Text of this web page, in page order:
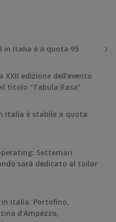
in Italia è a quota 95
XXII edizione dell’evento
titolo “Tabula Rasa”
Italia è stabile a quota
Settemari
sarà dedicato al tailor
Italia: Portofino,
d’Ampezzo,